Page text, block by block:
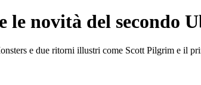
novità del secondo
e due ritorni illustri come Scott Pilgrim e il